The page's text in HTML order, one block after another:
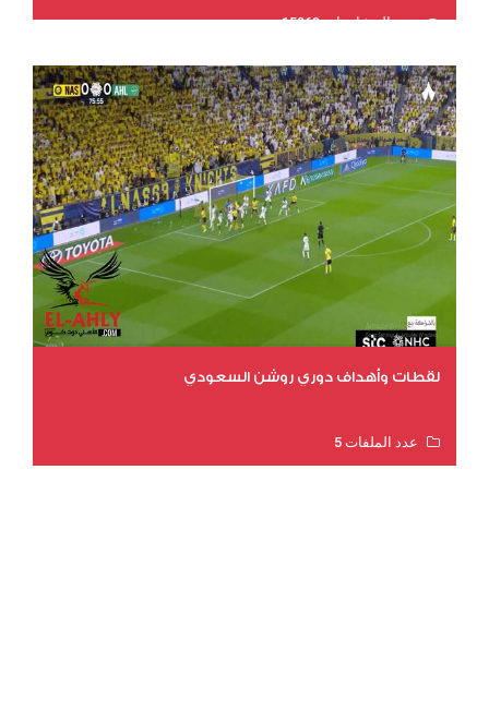
عدد المشاهدات 15869
لقطات وأهداف دوري روشن السعودي
عدد الملفات 5